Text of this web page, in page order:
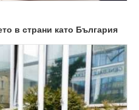
в страни като България